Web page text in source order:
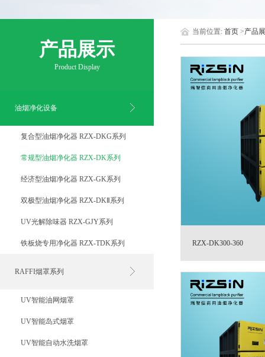
产品展示
Product Display
油烟净化设备
复合型油烟净化器 RZX-DKG系列
常规型油烟净化器 RZX-DK系列
经济型油烟净化器 RZX-GK系列
双极型油烟净化器 RZX-DKⅡ系列
UV光解除味器 RZX-GJY系列
铁板烧专用净化器 RZX-TDK系列
RAFFI烟罩系列
UV智能油网烟罩
UV智能岛式烟罩
UV智能自动水洗烟罩
当前位置: 首页 >产品
RZX-DK300-360